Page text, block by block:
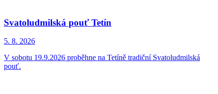
Svatoludmilská pouť Tetín
5. 8. 2026
V sobotu 19.9.2026 proběhne na Tetíně tradiční Svatoludmilská
pouť.